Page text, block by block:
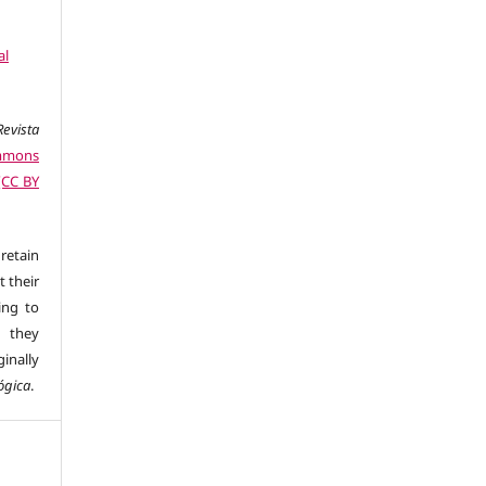
BY
their
to
they
.